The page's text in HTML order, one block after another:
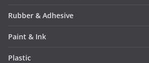
Rubber & Adhesive
Paint & Ink
Plastic